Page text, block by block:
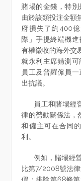
賭場的金錢，特別
由於該類投注金額
府損失了約400
際」手提終端機
有權徵收的海外交
就永利主席猜測
員工及普羅僱員
出抗議。
員工和賭場經
律的勞動關係法，
和僱主可在合同
利。
例如，賭場經
比第7/2008號法